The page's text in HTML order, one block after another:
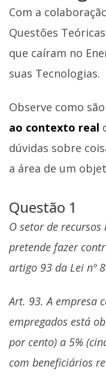
Com a
Questões
que caíram no
suas Tecnologias.
Observe como são
ao contexto real
dúvidas sobre
a área de um
Questão 1
O setor de
pretende fazer
artigo 93 da Lei nº
Art. 93. A empresa
empregados está
por cento) a 5%
com beneficiários